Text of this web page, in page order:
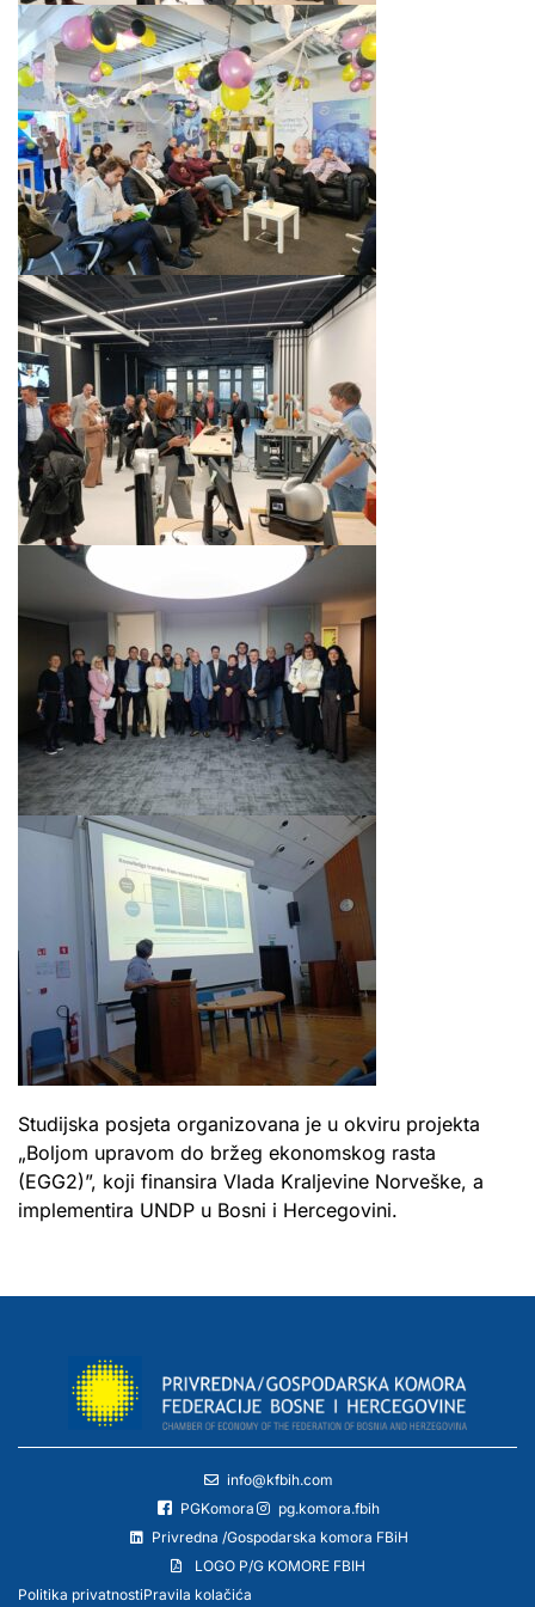
Studijska posjeta organizovana je u okviru projekta
„Boljom upravom do bržeg ekonomskog rasta
(EGG2)”, koji finansira Vlada Kraljevine Norveške, a
implementira UNDP u Bosni i Hercegovini.
info@kfbih.com
PGKomora
pg.komora.fbih
Privredna /Gospodarska komora FBiH
LOGO P/G KOMORE FBIH
Politika privatnostiPravila kolačića